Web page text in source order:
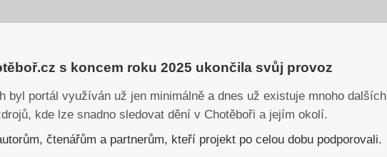
s koncem roku 2025 ukončila svůj provoz
byl portál využíván už jen minimálně a dnes už existuje mnoho dalších
kde lze snadno sledovat dění v Chotěboři a jejím okolí.
čtenářům a partnerům, kteří projekt po celou dobu podporovali.